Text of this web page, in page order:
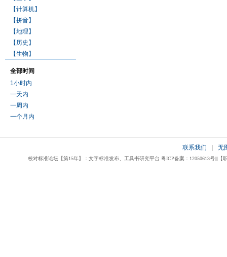
【计算机】
【拼音】
【地理】
【历史】
【生物】
全部时间
1小时内
一天内
一周内
一个月内
联系我们 无
校对标准论坛【第15年】：文字标准发布、工具书研究平台 粤ICP备案：12050613号|||【